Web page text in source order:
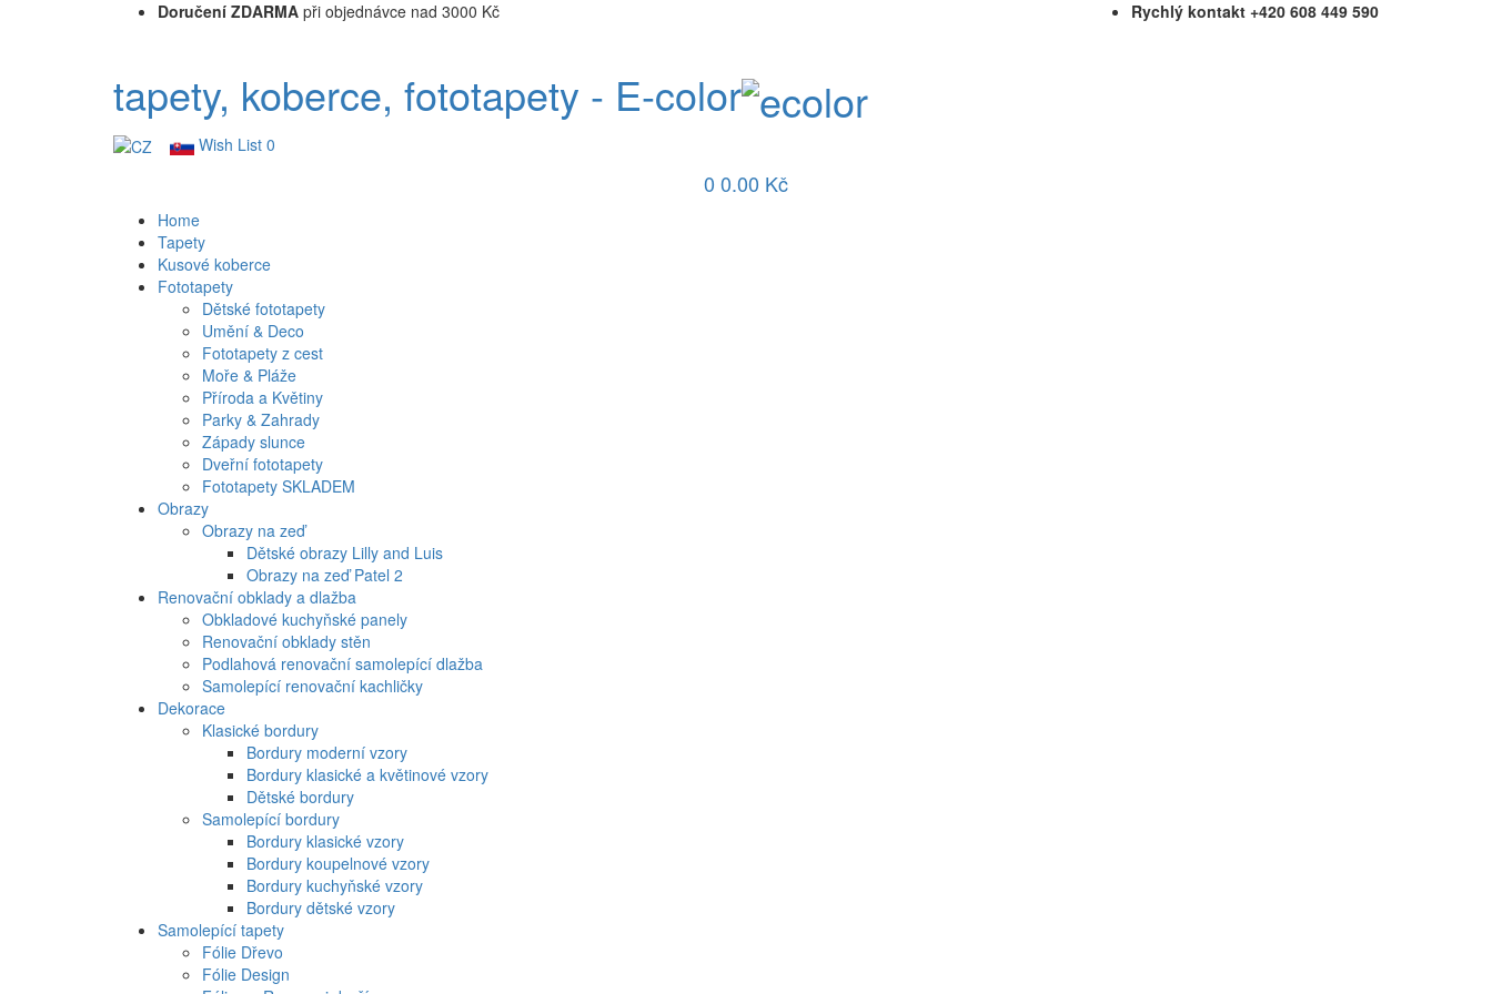
Doručení ZDARMA při objednávce nad 3000 Kč Rychlý kontakt +420 608 449 590
tapety, koberce, fototapety - E-color
Wish List 0
0 0.00 Kč
Home
Tapety
Kusové koberce
Fototapety
Dětské fototapety
Umění & Deco
Fototapety z cest
Moře & Pláže
Příroda a Květiny
Parky & Zahrady
Západy slunce
Dveřní fototapety
Fototapety SKLADEM
Obrazy
Obrazy na zeď
Dětské obrazy Lilly and Luis
Obrazy na zeď Patel 2
Renovační obklady a dlažba
Obkladové kuchyňské panely
Renovační obklady stěn
Podlahová renovační samolepící dlažba
Samolepící renovační kachličky
Dekorace
Klasické bordury
Bordury moderní vzory
Bordury klasické a květinové vzory
Dětské bordury
Samolepící bordury
Bordury klasické vzory
Bordury koupelnové vzory
Bordury kuchyňské vzory
Bordury dětské vzory
Samolepící tapety
Fólie Dřevo
Fólie Design